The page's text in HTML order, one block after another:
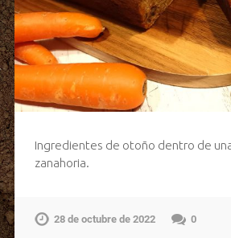
Ingredientes de otoño dentro de
zanahoria.
28 de octubre de 2022 0